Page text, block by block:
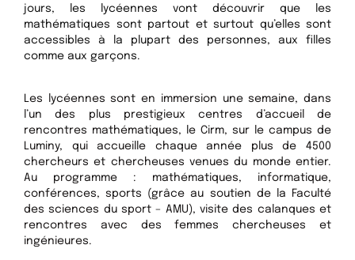
jours, les lycéennes vont découvrir que les
mathématiques sont partout et surtout qu’elles sont
accessibles à la plupart des personnes, aux filles
comme aux garçons.
Les lycéennes sont en immersion une semaine, dans
l’un des plus prestigieux centres d’accueil de
rencontres mathématiques, le Cirm, sur le campus de
Luminy, qui accueille chaque année plus de 4500
chercheurs et chercheuses venues du monde entier.
Au programme : mathématiques, informatique,
conférences, sports (grâce au soutien de la Faculté
des sciences du sport – AMU), visite des calanques et
rencontres avec des femmes chercheuses et
ingénieures.